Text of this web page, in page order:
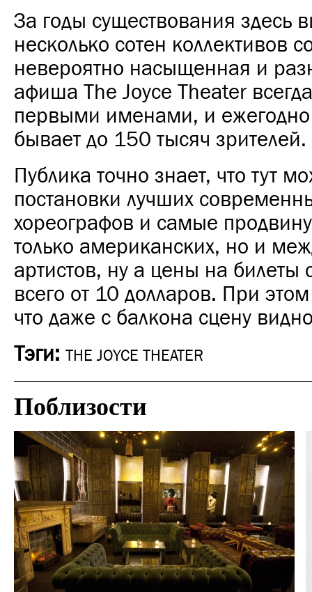
За годы существования здесь
несколько сотен коллективов
невероятно насыщенная и
афиша The Joyce Theater
первыми именами, и
бывает до 150 тысяч зрителей.
Публика точно знает, что тут
постановки лучших
хореографов и самые
только американских, но и
артистов, ну а цены на билеты
всего от 10 долларов. При этом
что даже с балкона сцену
Тэги: THE JOYCE THEATER
Поблизости